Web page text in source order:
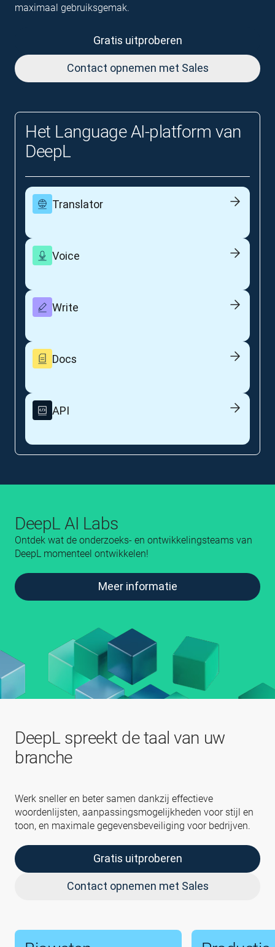
maximaal gebruiksgemak.
Gratis uitproberen
Contact opnemen met Sales
Het Language AI-platform van
DeepL
Translator
Voice
Write
Docs
API
DeepL AI Labs
Ontdek wat de onderzoeks- en ontwikkelingsteams van
DeepL momenteel ontwikkelen!
Meer informatie
DeepL spreekt de taal van uw
branche
Werk sneller en beter samen dankzij effectieve
woordenlijsten, aanpassingsmogelijkheden voor stijl en
toon, en maximale gegevensbeveiliging voor bedrijven.
Gratis uitproberen
Contact opnemen met Sales